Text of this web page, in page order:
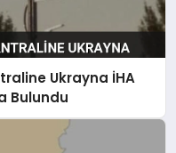
Ukrayna İHA
Bulundu